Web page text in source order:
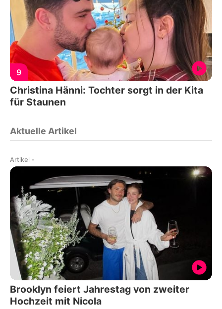
9
Christina Hänni: Tochter sorgt in der Kita
für Staunen
Aktuelle Artikel
Artikel -
Brooklyn feiert Jahrestag von zweiter
Hochzeit mit Nicola